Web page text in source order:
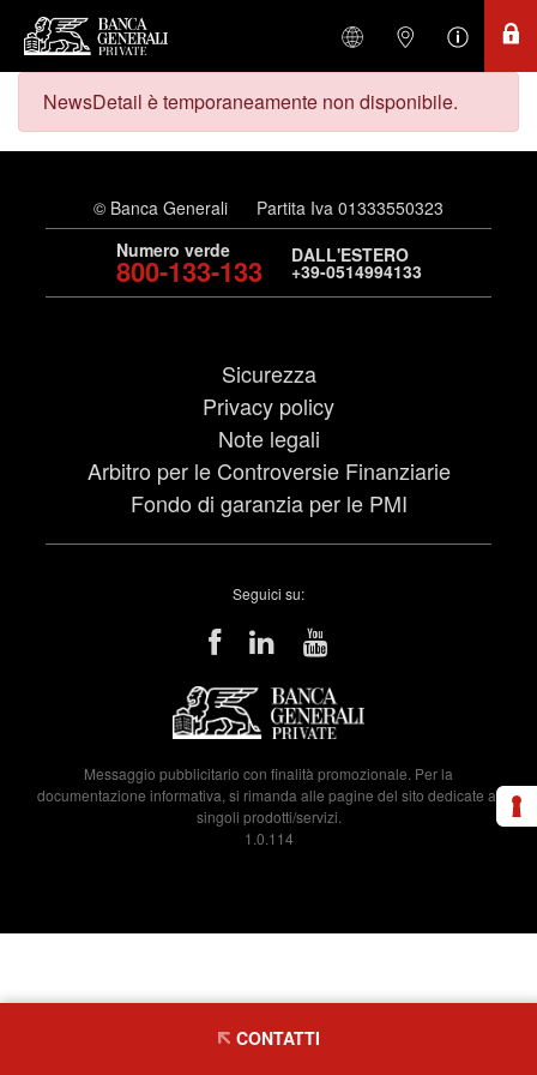
NewsDetail è temporaneamente non disponibile.
© Banca Generali
Partita Iva 01333550323
Numero verde
800-133-133 DALL'ESTERO
+39-0514994133
Sicurezza
Privacy policy
Note legali
Arbitro per le Controversie Finanziarie
Fondo di garanzia per le PMI
Seguici su:
Messaggio pubblicitario con finalità promozionale. Per la
documentazione informativa, si rimanda alle pagine del sito dedicate ai
singoli prodotti/servizi.
1.0.114
CONTATTI